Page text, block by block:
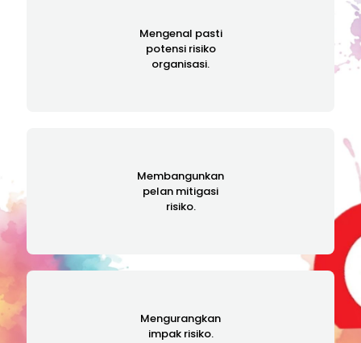
Mengenal pasti
potensi risiko
organisasi.
Membangunkan
pelan mitigasi
risiko.
Mengurangkan
impak risiko.